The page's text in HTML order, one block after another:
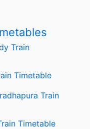
Train
Timetable
Train
Timetable